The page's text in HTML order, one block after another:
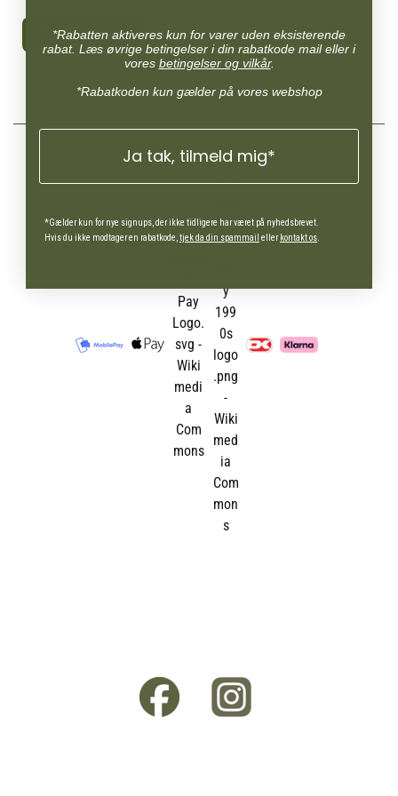
andet tilbehør.
Kontaktformular
*Rabatten aktiveres kun for varer uden eksisterende
rabat. Læs øvrige betingelser i din rabatkode mail eller i
vores betingelser og vilkår.
*Rabatkoden kun gælder på vores webshop
Ja tak, tilmeld mig*
*Gælder kun for nye signups, der ikke tidligere har været på nyhedsbrevet.
Hvis du ikke modtager en rabatkode, tjek da din spammail ellerkontakt os